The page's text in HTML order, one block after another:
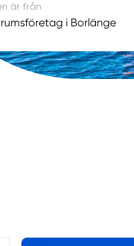
är från
i Borlänge